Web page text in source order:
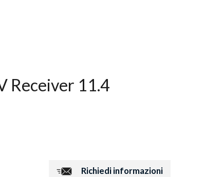
Receiver 11.4
Richiedi informazioni